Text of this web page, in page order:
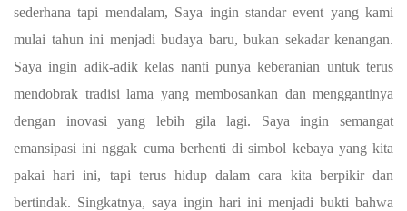
sederhana tapi mendalam, Saya ingin standar event yang kami
mulai tahun ini menjadi budaya baru, bukan sekadar kenangan.
Saya ingin adik-adik kelas nanti punya keberanian untuk terus
mendobrak tradisi lama yang membosankan dan menggantinya
dengan inovasi yang lebih gila lagi. Saya ingin semangat
emansipasi ini nggak cuma berhenti di simbol kebaya yang kita
pakai hari ini, tapi terus hidup dalam cara kita berpikir dan
bertindak. Singkatnya, saya ingin hari ini menjadi bukti bahwa